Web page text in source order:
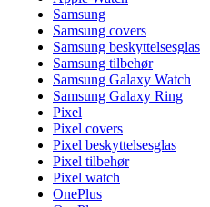
Samsung
Samsung covers
Samsung beskyttelsesglas
Samsung tilbehør
Samsung Galaxy Watch
Samsung Galaxy Ring
Pixel
Pixel covers
Pixel beskyttelsesglas
Pixel tilbehør
Pixel watch
OnePlus